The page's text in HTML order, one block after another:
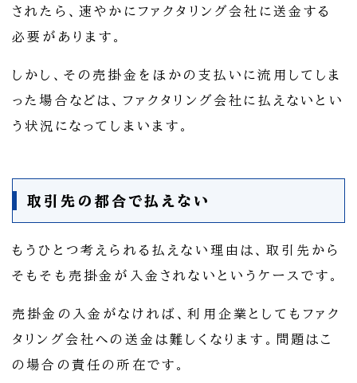
されたら、速やかにファクタリング会社に送金する
必要があります。
しかし、その売掛金をほかの支払いに流用してしま
った場合などは、ファクタリング会社に払えないとい
う状況になってしまいます。
取引先の都合で払えない
もうひとつ考えられる払えない理由は、取引先から
そもそも売掛金が入金されないというケースです。
売掛金の入金がなければ、利用企業としてもファク
タリング会社への送金は難しくなります。問題はこ
の場合の責任の所在です。